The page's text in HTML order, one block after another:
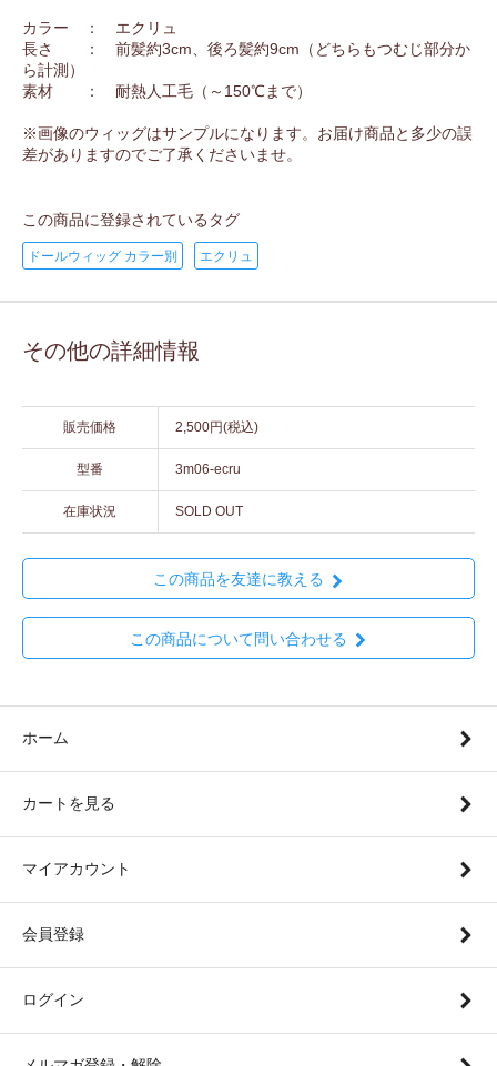
カラー ： エクリュ
長さ ： 前髪約3cm、後ろ髪約9cm（どちらもつむじ部分か
ら計測）
素材 ： 耐熱人工毛（～150℃まで）
※画像のウィッグはサンプルになります。お届け商品と多少の誤
差がありますのでご了承くださいませ。
この商品に登録されているタグ
ドールウィッグ カラー別 エクリュ
その他の詳細情報
販売価格 2,500円(税込)
型番 3m06-ecru
在庫状況 SOLD OUT
この商品を友達に教える
この商品について問い合わせる
ホーム
カートを見る
マイアカウント
会員登録
ログイン